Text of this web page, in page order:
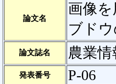
論文名
画像
ブド
論文誌名 農業
発表番号 P-06